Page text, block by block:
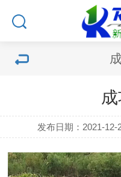
发布日期：2021-12-